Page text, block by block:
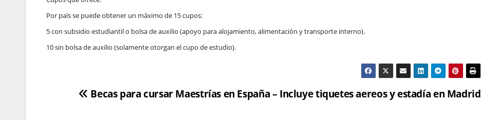
Por país se puede obtener un máximo de 15 cupos:
5 con subsidio estudiantil o bolsa de auxilio (apoyo para alojamiento, alimentación y transporte interno).
10 sin bolsa de auxilio (solamente otorgan el cupo de estudio).
Navegación
Becas para cursar Maestrías en España – Incluye tiquetes aereos y estadía en Madrid